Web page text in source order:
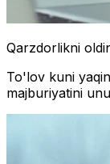
Qarzdorlikni
To'lov kuni
majburiyatini